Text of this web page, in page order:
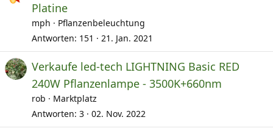
Platine
mph
Pflanzenbeleuchtung
Antworten 151 21. Jan. 2021
Verkaufe led-tech LIGHTNING Basic RED
240W Pflanzenlampe - 3500K+660nm
rob
Marktplatz
Antworten 3 02. Nov. 2022